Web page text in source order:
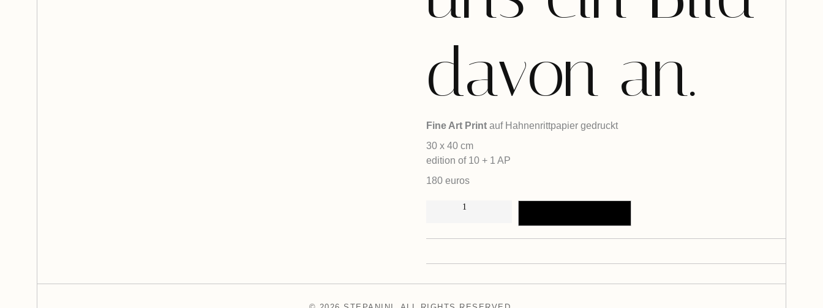
davon an.
Fine Art Printauf Hahnenrittpapier gedruckt
30 x 40 cm
edition of 10 + 1 AP
180 euros
S
N
B
I